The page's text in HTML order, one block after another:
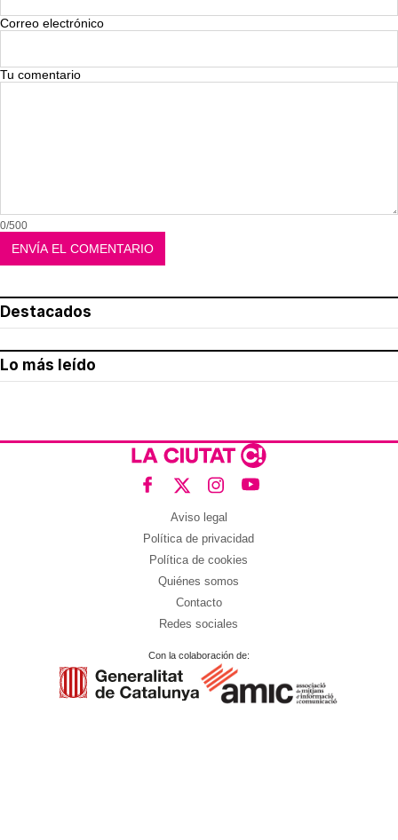
Correo electrónico
Tu comentario
0/500
Destacados
Lo más leído
Aviso legal
Política de privacidad
Política de cookies
Quiénes somos
Contacto
Redes sociales
Con la colaboración de: